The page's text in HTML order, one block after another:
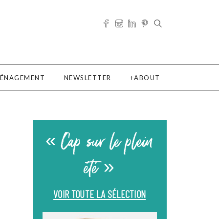
NEWSLETTER ABOUT
« Cap sur le plein
été »
VOIR TOUTE LA SÉLECTION